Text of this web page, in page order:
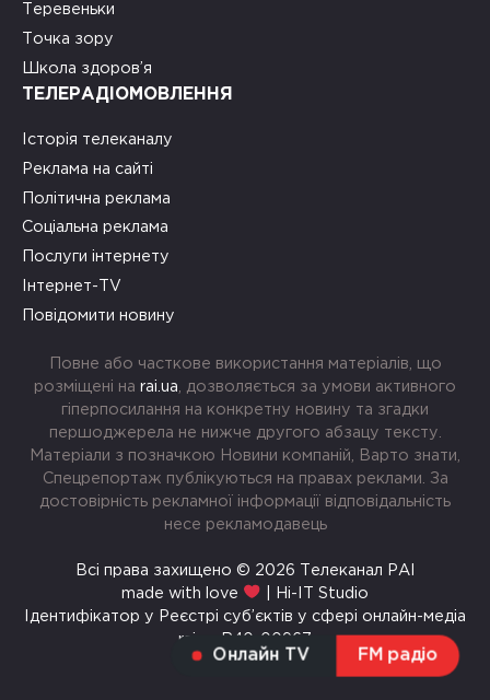
Онлайн TV FM радіо
Теревеньки
Точка зору
Школа здоров’я
ТЕЛЕРАДІОМОВЛЕННЯ
Історія телеканалу
Реклама на сайті
Політична реклама
Соціальна реклама
Послуги інтернету
Інтернет-TV
Повідомити новину
Повне або часткове використання матеріалів, що
розміщені на rai.ua , дозволяється за умови активного
гіперпосилання на конкретну новину та згадки
першоджерела не нижче другого абзацу тексту.
Матеріали з позначкою Новини компаній, Варто знати,
Спецрепортаж публікуються на правах реклами. За
достовірність рекламної інформації відповідальність
несе рекламодавець
Всі права захищено © 2026 Телеканал РАІ
made with love
| Hi-IT Studio
Ідентифікатор у Реєстрі суб’єктів у сфері онлайн-медіа
rai.ua R40-00967